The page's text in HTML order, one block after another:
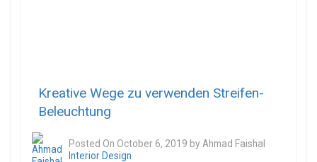
Kreative Wege zu verwenden Streifen-
Beleuchtung
Posted On October 6, 2019 by Ahmad Faishal
Interior Design